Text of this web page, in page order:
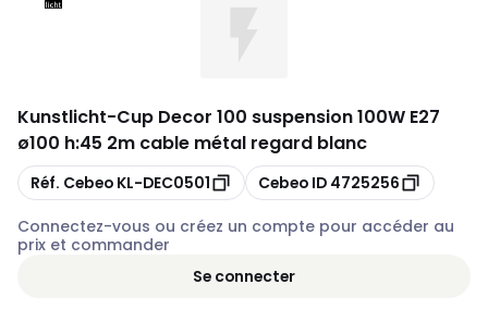
Kunstlicht-Cup Decor 100 suspension 100W E27
ø100 h:45 2m cable métal regard blanc
Copier
Réf. Cebeo KL-DEC0501 Copier
Cebeo ID 4725256
Connectez-vous ou créez un compte pour accéder au
prix et commander
Se connecter